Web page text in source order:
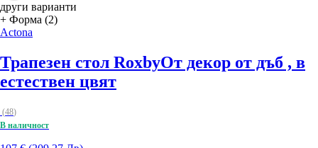
други варианти
+ Форма (2)
Actona
Трапезен стол RoxbyОт декор от дъб , в
естествен цвят
(48)
В наличност